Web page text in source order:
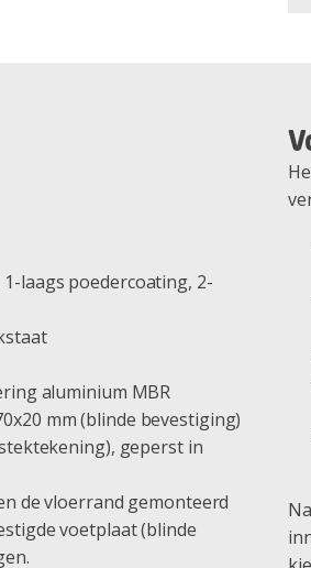
laags poedercoating, 2-
aluminium MBR
mm (blinde bevestiging)
geperst in
de vloerrand gemonteerd
voetplaat (blinde